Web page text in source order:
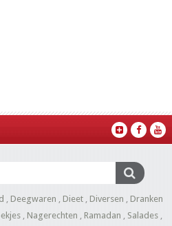
, Deegwaren , Dieet , Diversen , Dranken
, Nagerechten , Ramadan , Salades ,